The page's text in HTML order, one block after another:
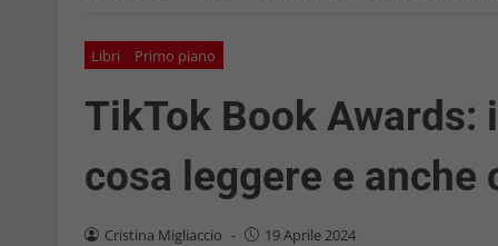
Libri Primo piano
TikTok Book
cosa leggere e anche
Cristina Migliaccio - 19 Aprile 2024